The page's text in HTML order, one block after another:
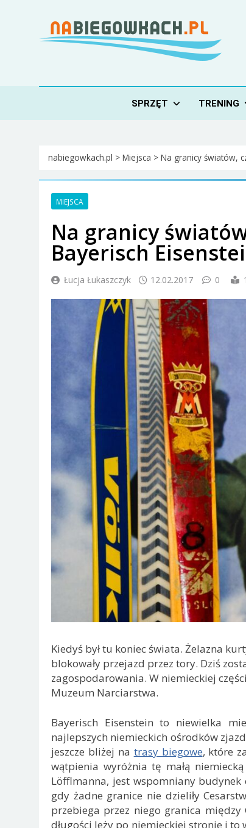
Nabiegowkach.pl
SPRZĘT TRENING
nabiegowkach.pl > Miejsca > Na granicy światów,
MIEJSCA
Na granicy
Bayerisch
Łucja Łukaszczyk 12.02.2017 0
Kiedyś był tu koniec świata. Żelazna
blokowały przejazd przez tory. Dziś
zagospodarowania. W niemieckiej
Muzeum Narciarstwa.
Bayerisch Eisenstein to niewielka
najlepszych niemieckich ośrodków
jeszcze bliżej na trasy biegowe, które
wątpienia wyróżnia tę małą
Löfflmanna, jest wspomniany
gdy żadne granice nie dzieliły
przebiega przez niego granica
długości leży po niemieckiej stronie i